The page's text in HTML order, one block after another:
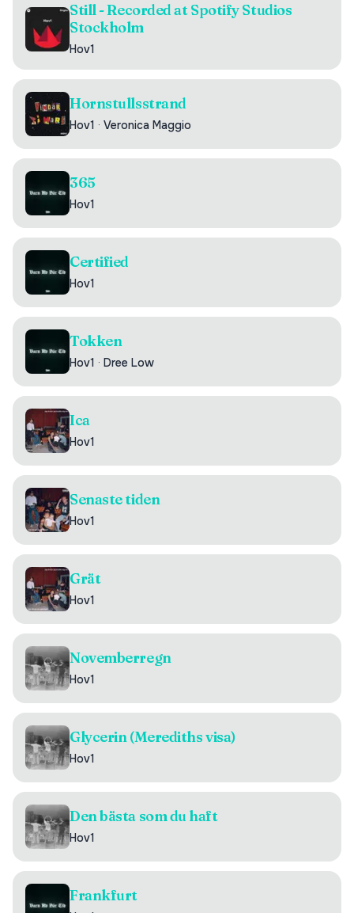
Still - Recorded at Spotify Studios
Stockholm
Hov1
Hornstullsstrand
Hov1 · Veronica Maggio
365
Hov1
Certified
Hov1
Tokken
Hov1 · Dree Low
Ica
Hov1
Senaste tiden
Hov1
Grät
Hov1
Novemberregn
Hov1
Glycerin (Merediths visa)
Hov1
Den bästa som du haft
Hov1
Frankfurt